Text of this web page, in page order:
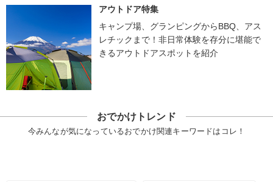
アウトドア特集
キャンプ場、グランピングからBBQ、アス
レチックまで！非日常体験を存分に堪能で
きるアウトドアスポットを紹介
おでかけトレンド
今みんなが気になっているおでかけ関連キーワードはコレ！